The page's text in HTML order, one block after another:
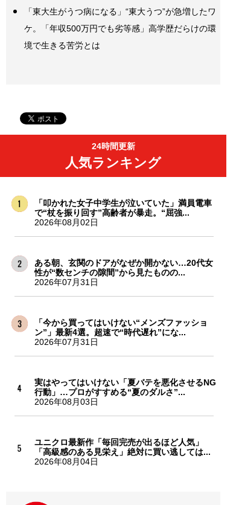
「東大生がうつ病になる」“東大うつ”が急増したワ
ケ。「年収500万円でも劣等感」高学歴だらけの環
境で生きる苦労とは
24時間更新
人気ランキング
「叩かれた女子中学生が泣いていた」満員電車
で“杖を振り回す”高齢者が暴走。“屈強...
2026年08月02日
ある朝、玄関のドアがなぜか開かない…20代女
性が“数センチの隙間”から見たものの...
2026年07月31日
「今から買ってはいけない“メンズファッショ
ン”」最新4選。超速で“時代遅れ”にな...
2026年07月31日
実はやってはいけない「夏バテを悪化させるNG
行動」…プロがすすめる“夏のダルさ”...
2026年08月03日
ユニクロ最新作「毎回完売が出るほど人気」
「高級感のある見栄え」絶対に買い逃しては...
2026年08月04日